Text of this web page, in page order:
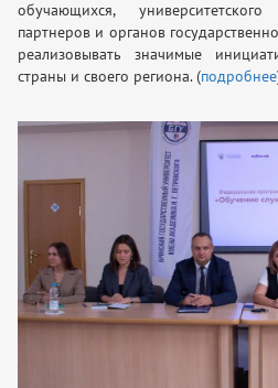
обучающихся,
партнеров и органов
реализовывать значимые
страны и своего региона. (подробнее